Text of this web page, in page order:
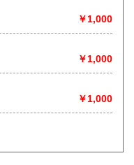
￥1,000
￥1,000
￥1,000